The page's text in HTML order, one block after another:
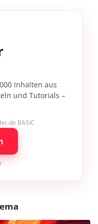
Inhalten aus
und Tutorials –
BASIC